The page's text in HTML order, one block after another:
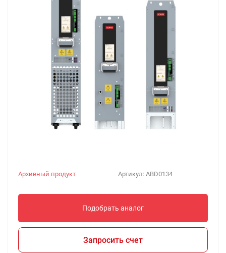
Артикул: ABD0134
Архивный продукт
Подобрать аналог
Запросить счет